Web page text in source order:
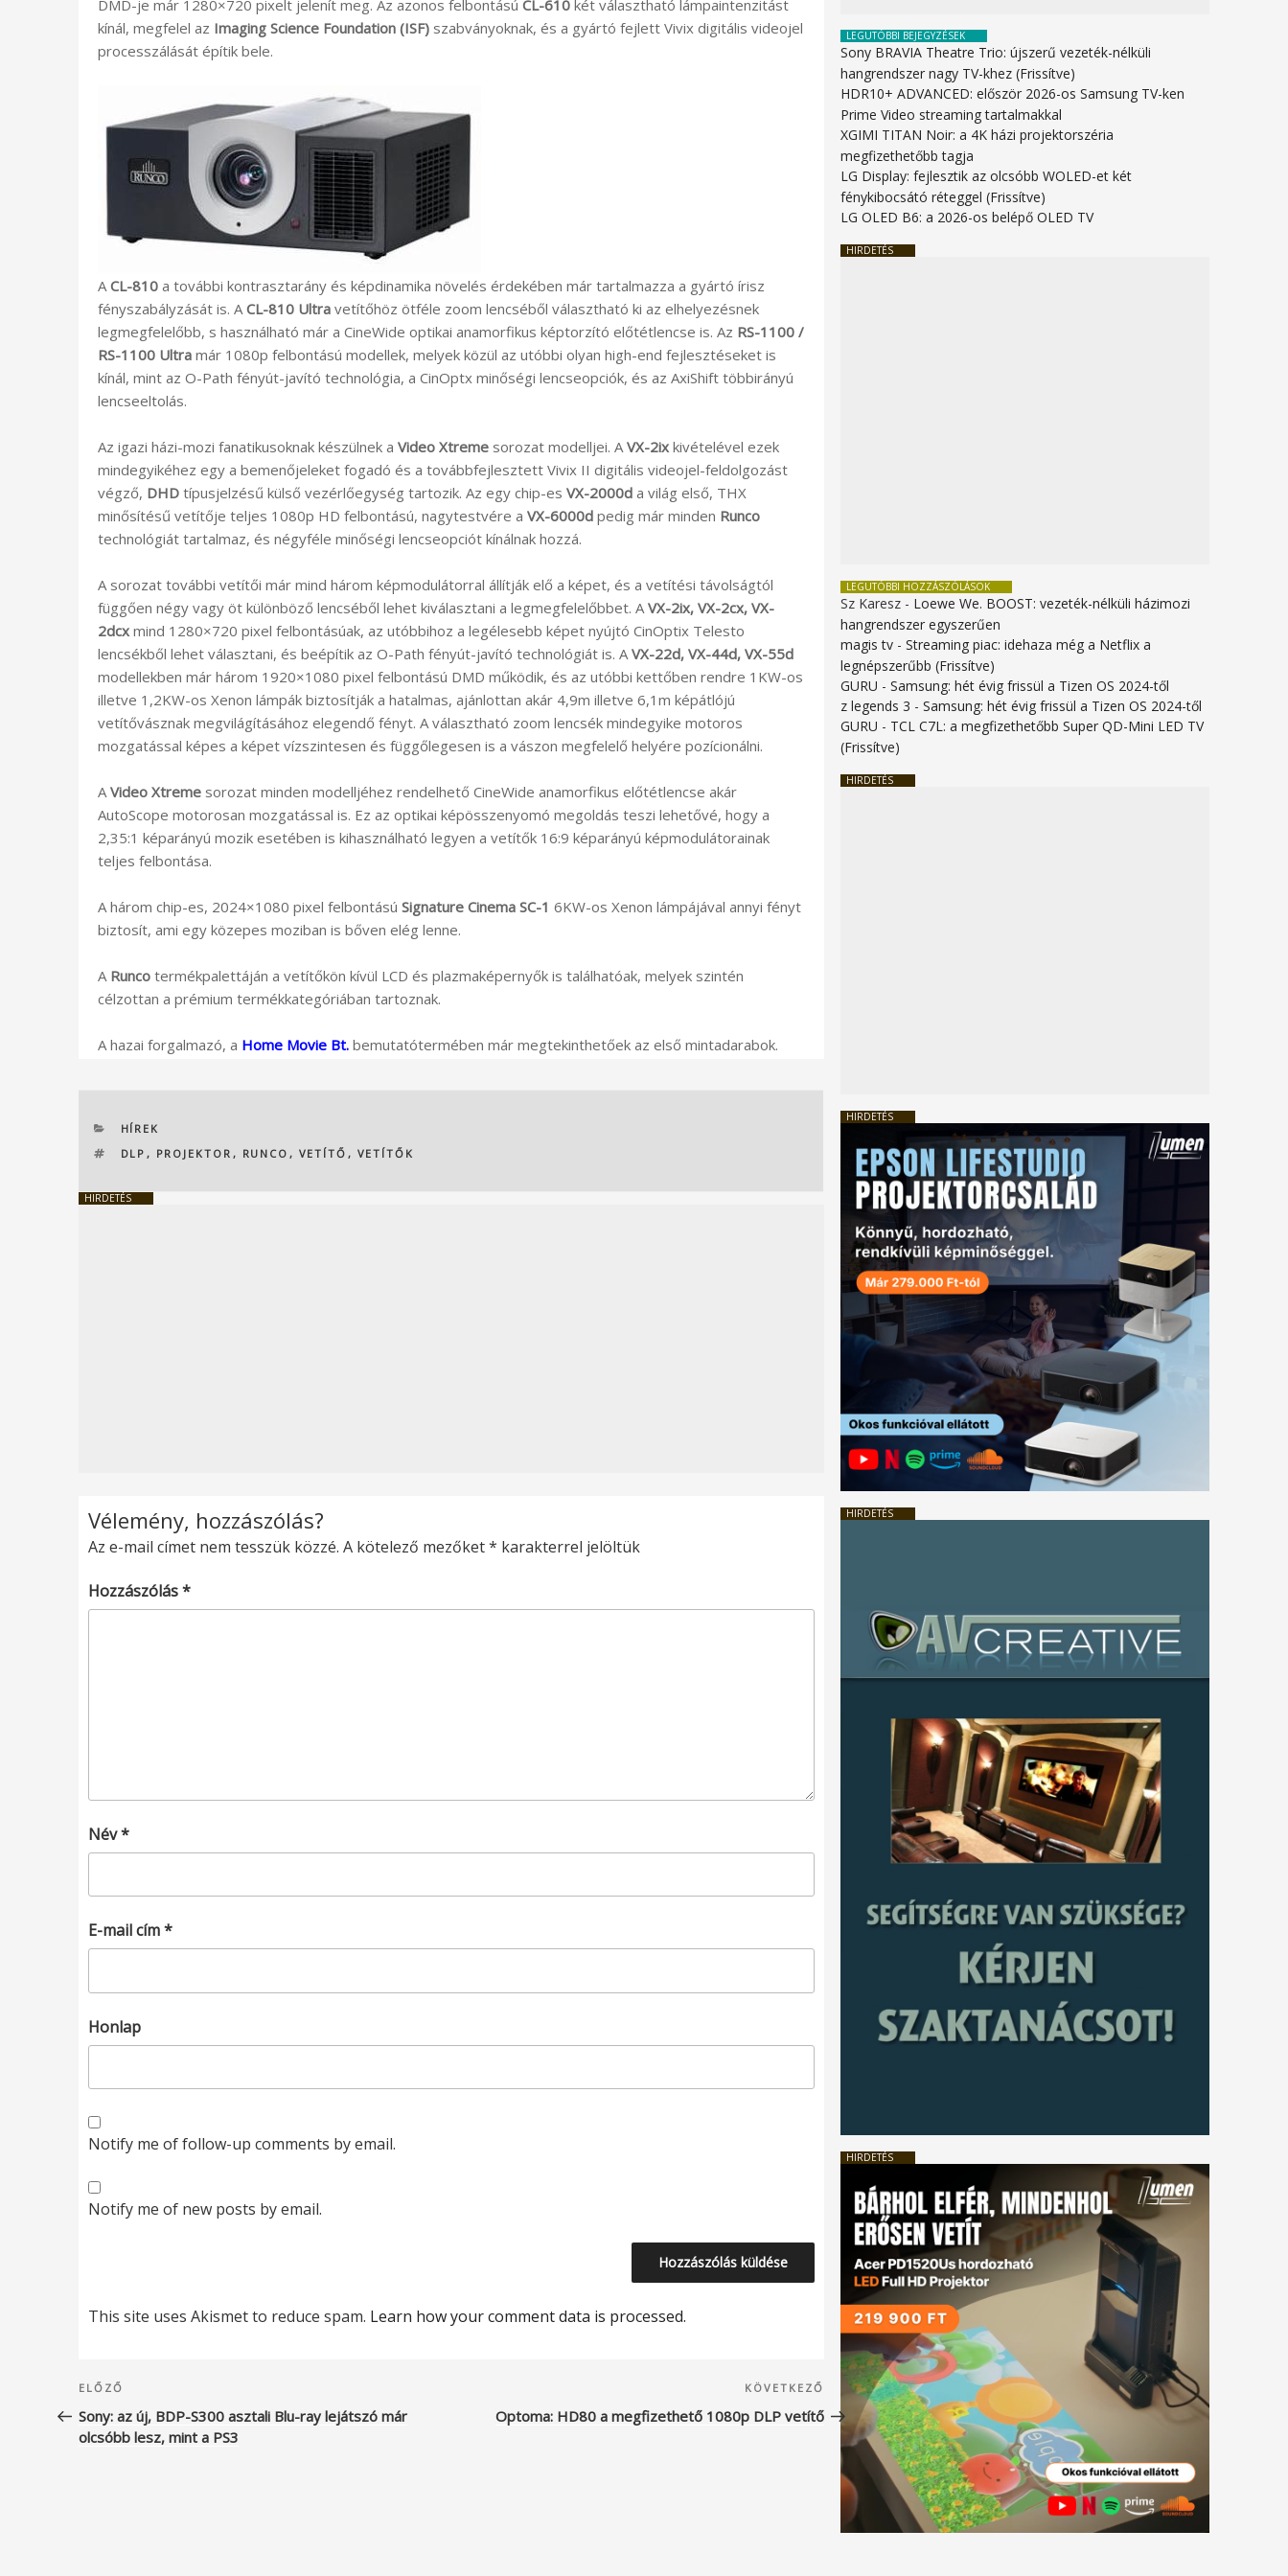
DMD-je már 1280×720 pixelt jelenít meg. Az azonos felbontású CL-610 két választható lámpaintenzitást
kínál, megfelel az Imaging Science Foundation (ISF) szabványoknak, és a gyártó fejlett Vivix digitális videojel
processzálását építik bele.
A CL-810 a további kontrasztarány és képdinamika növelés érdekében már tartalmazza a gyártó írisz
fényszabályzását is. A CL-810 Ultra vetítőhöz ötféle zoom lencséből választható ki az elhelyezésnek
legmegfelelőbb, s használható már a CineWide optikai anamorfikus képtorzító előtétlencse is. Az RS-1100 /
RS-1100 Ultra már 1080p felbontású modellek, melyek közül az utóbbi olyan high-end fejlesztéseket is
kínál, mint az O-Path fényút-javító technológia, a CinOptx minőségi lencseopciók, és az AxiShift többirányú
lencseeltolás.
Az igazi házi-mozi fanatikusoknak készülnek a Video Xtreme sorozat modelljei. A VX-2ix kivételével ezek
mindegyikéhez egy a bemenőjeleket fogadó és a továbbfejlesztett Vivix II digitális videojel-feldolgozást
végző, DHD típusjelzésű külső vezérlőegység tartozik. Az egy chip-es VX-2000d a világ első, THX
minősítésű vetítője teljes 1080p HD felbontású, nagytestvére a VX-6000d pedig már minden Runco
technológiát tartalmaz, és négyféle minőségi lencseopciót kínálnak hozzá.
A sorozat további vetítői már mind három képmodulátorral állítják elő a képet, és a vetítési távolságtól
függően négy vagy öt különböző lencséből lehet kiválasztani a legmegfelelőbbet. A VX-2ix, VX-2cx, VX-
2dcx mind 1280×720 pixel felbontásúak, az utóbbihoz a legélesebb képet nyújtó CinOptix Telesto
lencsékből lehet választani, és beépítik az O-Path fényút-javító technológiát is. A VX-22d, VX-44d, VX-55d
modellekben már három 1920×1080 pixel felbontású DMD működik, és az utóbbi kettőben rendre 1KW-os
illetve 1,2KW-os Xenon lámpák biztosítják a hatalmas, ajánlottan akár 4,9m illetve 6,1m képátlójú
vetítővásznak megvilágításához elegendő fényt. A választható zoom lencsék mindegyike motoros
mozgatással képes a képet vízszintesen és függőlegesen is a vászon megfelelő helyére pozícionálni.
A Video Xtreme sorozat minden modelljéhez rendelhető CineWide anamorfikus előtétlencse akár
AutoScope motorosan mozgatással is. Ez az optikai képösszenyomó megoldás teszi lehetővé, hogy a
2,35:1 képarányú mozik esetében is kihasználható legyen a vetítők 16:9 képarányú képmodulátorainak
teljes felbontása.
A három chip-es, 2024×1080 pixel felbontású Signature Cinema SC-1 6KW-os Xenon lámpájával annyi fényt
biztosít, ami egy közepes moziban is bőven elég lenne.
A Runco termékpalettáján a vetítőkön kívül LCD és plazmaképernyők is találhatóak, melyek szintén
célzottan a prémium termékkategóriában tartoznak.
A hazai forgalmazó, a Home Movie Bt. bemutatótermében már megtekinthetőek az első mintadarabok.
KATEGÓRIÁK
HÍREK
CÍMKÉK
DLP , PROJEKTOR , RUNCO , VETÍTŐ , VETÍTŐK
HIRDETÉS
Vélemény, hozzászólás?
Az e-mail címet nem tesszük közzé. A kötelező mezőket* karakterrel jelöltük
Hozzászólás*
Név*
E-mail cím*
Honlap
Notify me of follow-up comments by email.
Notify me of new posts by email.
This site uses Akismet to reduce spam. Learn how your comment data is processed.
Bejegyzés
navigáció
Korábbi
bejegyzés
ELŐZŐ
Sony: az új, BDP-S300 asztali Blu-ray lejátszó már
olcsóbb lesz, mint a PS3
Következő
bejegyzés
KÖVETKEZŐ
Optoma: HD80 a megfizethető 1080p DLP vetítő
LEGUTÓBBI BEJEGYZÉSEK
Sony BRAVIA Theatre Trio: újszerű vezeték-nélküli
hangrendszer nagy TV-khez (Frissítve)
HDR10+ ADVANCED: először 2026-os Samsung TV-ken
Prime Video streaming tartalmakkal
XGIMI TITAN Noir: a 4K házi projektorszéria
megfizethetőbb tagja
LG Display: fejlesztik az olcsóbb WOLED-et két
fénykibocsátó réteggel (Frissítve)
LG OLED B6: a 2026-os belépő OLED TV
HIRDETÉS
LEGUTÓBBI HOZZÁSZÓLÁSOK
Sz Karesz - Loewe We. BOOST: vezeték-nélküli házimozi
hangrendszer egyszerűen
magis tv -Streaming piac: idehaza még a Netflix a
legnépszerűbb (Frissítve)
GURU -Samsung: hét évig frissül a Tizen OS 2024-től
z legends 3 -Samsung: hét évig frissül a Tizen OS 2024-től
GURU - TCL C7L: a megfizethetőbb Super QD-Mini LED TV
(Frissítve)
HIRDETÉS
HIRDETÉS
HIRDETÉS
HIRDETÉS